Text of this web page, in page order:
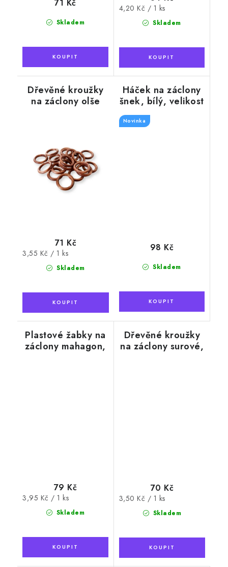
Skladem
71 Kč
Skladem
Měrná
4,20 Kč / 1 ks
Dřevěné kroužky
na záclony olše
Skladem
71 Kč
Měrná
3,55 Kč / 1 ks
Háček na záclony
šnek, bílý, velikost
10x28mm, 100ks v
balení
Novinka
Skladem
98 Kč
Plastové žabky na
záclony mahagon,
Skladem
79 Kč
Měrná
3,95 Kč / 1 ks
Dřevěné kroužky
na záclony surové,
Skladem
70 Kč
Měrná
3,50 Kč / 1 ks